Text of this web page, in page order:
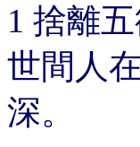
1 捨離
世間人
深。